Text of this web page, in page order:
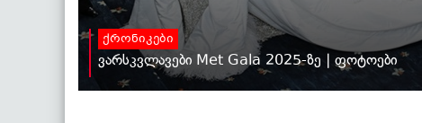
ქრონიკები
ვარსკვლავები Met Gala 2025-ზე | ფოტოები